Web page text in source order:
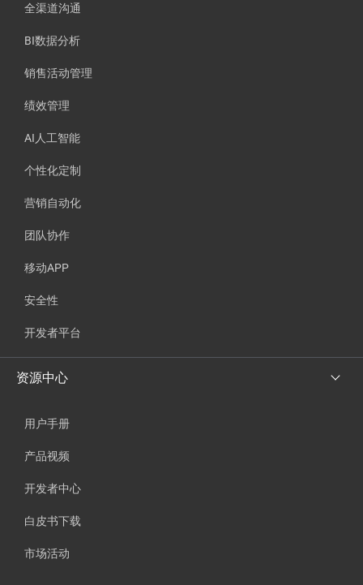
全渠道沟通
BI数据分析
销售活动管理
绩效管理
AI人工智能
个性化定制
营销自动化
团队协作
移动APP
安全性
开发者平台
资源中心
用户手册
产品视频
开发者中心
白皮书下载
市场活动